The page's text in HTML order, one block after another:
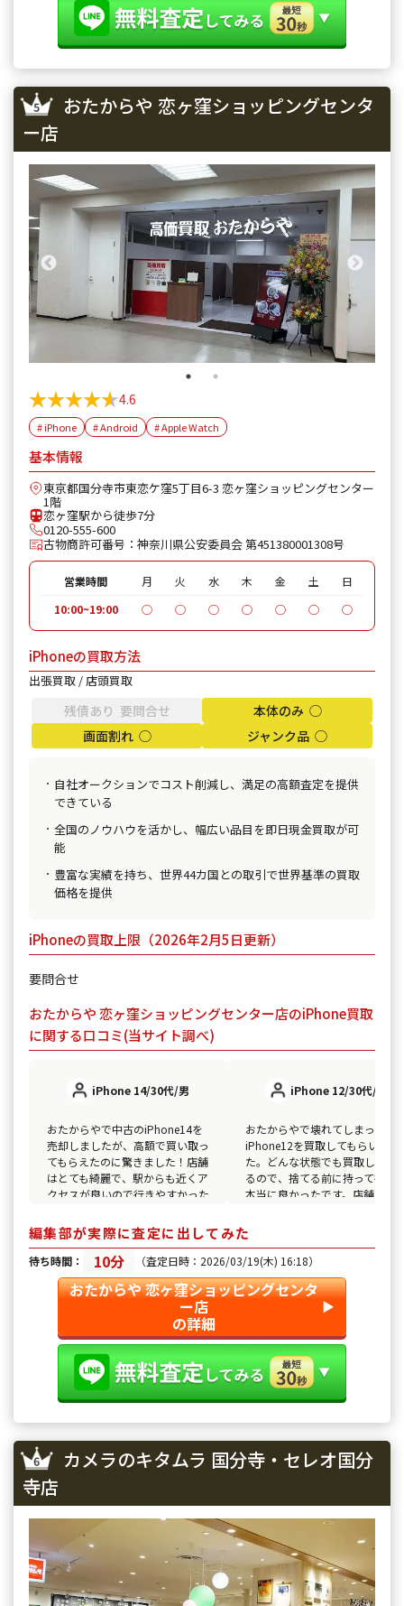
おたからや 恋ヶ窪ショッピングセンタ
ー店
★★★★★
★★★★★4.6
# iPhone # Android # Apple Watch
基本情報
東京都国分寺市東恋ケ窪5丁目6-3 恋ヶ窪ショッピングセンター
1階
恋ヶ窪駅から徒歩7分
0120-555-600
古物商許可番号：神奈川県公安委員会 第451380001308号
営業時間 月 火 水 木 金 土
日
10:00~19:00
◯ ◯ ◯ ◯ ◯ ◯ ◯
iPhoneの買取方法
出張買取 / 店頭買取
残債あり 要問合せ
本体のみ ◯
画面割れ ◯
ジャンク品 ◯
自社オークションでコスト削減し、満足の高額査定を提供
できている
全国のノウハウを活かし、幅広い品目を即日現金買取が可
能
豊富な実績を持ち、世界44カ国との取引で世界基準の買取
価格を提供
iPhoneの買取上限（2026年2月5日更新）
要問合せ
おたからや 恋ヶ窪ショッピングセンター店のiPhone買取
に関する口コミ(当サイト調べ)
iPhone 14/30代/男
おたからやで中古のiPhone14を
売却しましたが、高額で買い取っ
てもらえたのに驚きました！店舗
はとても綺麗で、駅からも近くア
クセスが良いので行きやすかった
心して取引できました。
iPhone 12/30代/女
おたからやで壊れてしまった
iPhone12を買取してもらいまし
た。どんな状態でも買取してく
るので、捨てる前に持って行っ
本当に良かったです。店舗の雰
ました。
編集部が実際に査定に出してみた
待ち時間： 10分 （査定日時：2026/03/19(木) 16:18）
おたからや 恋ヶ窪ショッピングセンタ
ー店
の詳細
▶︎
カメラのキタムラ 国分寺・セレオ国分
寺店